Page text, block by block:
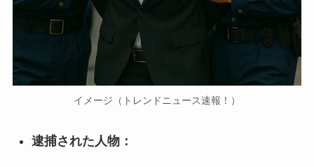
イメージ（トレンドニュース速報！）
逮捕された人物：